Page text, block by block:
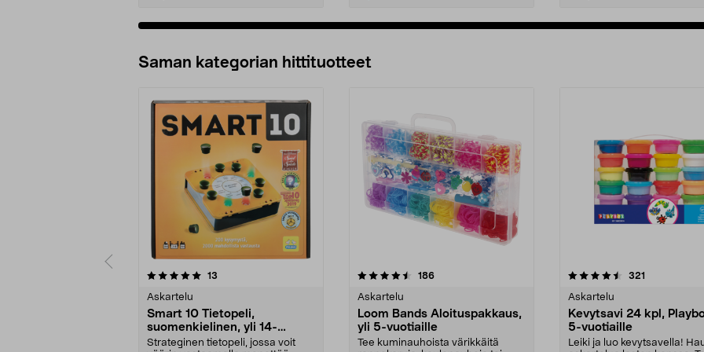
Saman kategorian hittituotteet
13
Askartelu
Smart 10 Tietopeli,
suomenkielinen, yli 14-
vuotiaille
Strateginen tietopeli, jossa voit
4.5 viidestä
186arvostelut
Askartelu
Loom Bands Aloituspakkaus,
yli 5-vuotiaille
Tee kuminauhoista värikkäitä
4.5 viidestä
321
Askartelu
Kevytsavi 24 kpl,
5-vuotiaille
Leiki ja luo kevytsavella!
4.0 viidestä